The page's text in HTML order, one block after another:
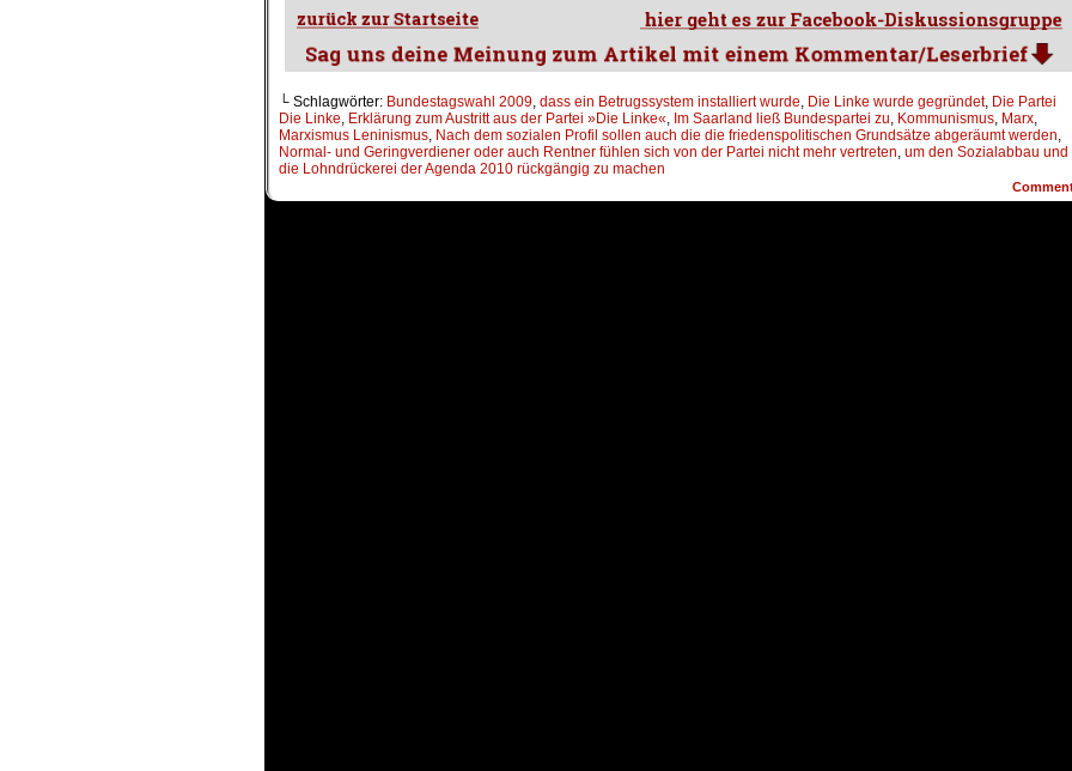
└ Schlagwörter: Bundestagswahl 2009 dass ein Betrugssystem installiert wurde Die Linke wurde gegründet, Die Partei
Die Linke Erklärung zum Austritt aus der Partei »Die Linke« Im Saarland ließ Bundespartei zu Kommunismus Marx
Marxismus Leninismus Nach dem sozialen Profil sollen auch die die friedenspolitischen Grundsätze abgeräumt werden
Normal- und Geringverdiener oder auch Rentner fühlen sich von der Partei nicht mehr vertreten um den Sozialabbau und
die Lohndrückerei der Agenda 2010 rückgängig zu machen